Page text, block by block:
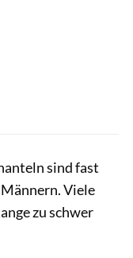
sind fast
Viele
zu schwer